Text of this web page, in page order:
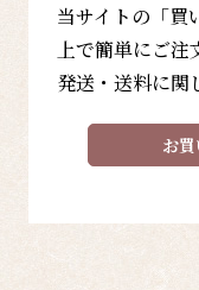
当サイトの「買
上で簡単にご
発送・送料に関
お